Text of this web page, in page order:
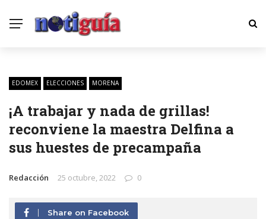
EDOMEX ELECCIONES MORENA
¡A trabajar y nada de grillas!
reconviene la maestra Delfina a
sus huestes de precampaña
Redacción 25 octubre, 2022 0
Share on Facebook